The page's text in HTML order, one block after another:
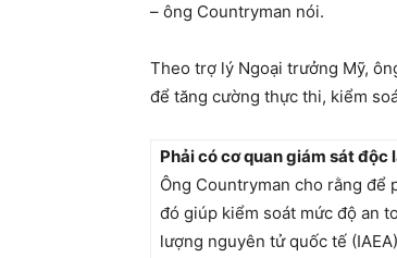
– ông Countryman nói.
Theo trợ lý Ngoại trưởng Mỹ,
để tăng cường thực thi, kiểm
Phải có cơ quan giám sát độc
Ông Countryman cho rằng để
đó giúp kiểm soát mức độ an
lượng nguyên tử quốc tế